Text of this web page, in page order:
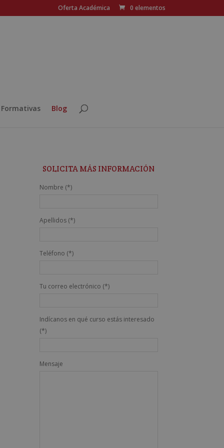
Oferta Académica 0 elementos
Blog
SOLICITA MÁS INFORMACIÓN
Nombre (*)
Apellidos (*)
Teléfono (*)
Tu correo electrónico (*)
Indícanos en qué curso estás interesado
(*)
Mensaje